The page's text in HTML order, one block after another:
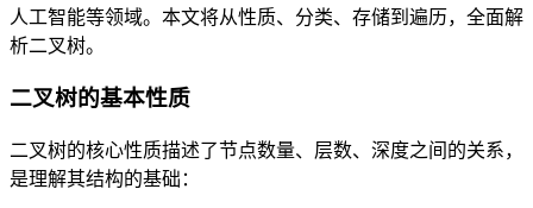
人工智能等领域。本文将从性质、分类、存储到遍历，全面解
析二叉树。
二叉树的基本性质
二叉树的核心性质描述了节点数量、层数、深度之间的关系，
是理解其结构的基础：